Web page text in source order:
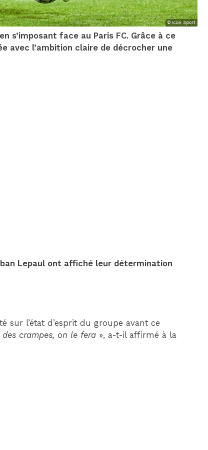
© Icon Sport
s’imposant face au Paris FC. Grâce à ce
avec l’ambition claire de décrocher une
Lepaul ont affiché leur détermination
sur l’état d’esprit du groupe avant ce
crampes, on le fera », a-t-il affirmé à la